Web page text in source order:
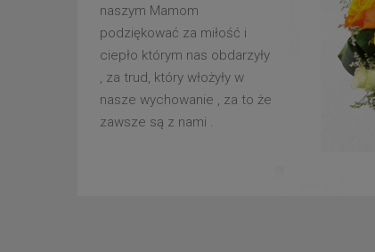
naszym Mamom
podziękować za miłość i
ciepło którym nas obdarzyły
, za trud, który włożyły w
nasze wychowanie , za to że
zawsze są z nami .